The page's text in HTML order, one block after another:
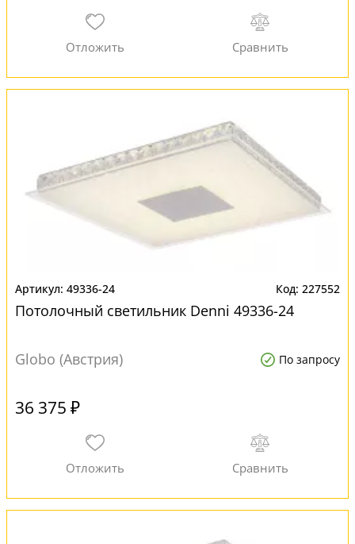
49336-24 227552
Потолочный светильник Denni 49336-24
Globo (Австрия) По запросу
36 375 ₽